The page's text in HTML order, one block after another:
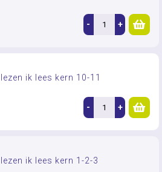
- +
ik lees kern 10-11
- +
ik lees kern 1-2-3